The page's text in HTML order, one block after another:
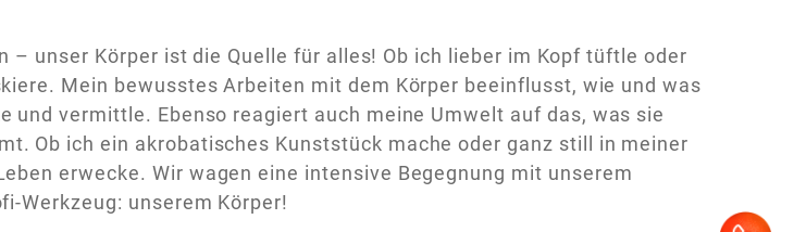
– unser Körper ist die Quelle für alles! Ob ich lieber im Kopf tüftle oder
Mein bewusstes Arbeiten mit dem Körper beeinflusst, wie und was
und vermittle. Ebenso reagiert auch meine Umwelt auf das, was sie
Ob ich ein akrobatisches Kunststück mache oder ganz still in meiner
erwecke. Wir wagen eine intensive Begegnung mit unserem
Werkzeug: unserem Körper!